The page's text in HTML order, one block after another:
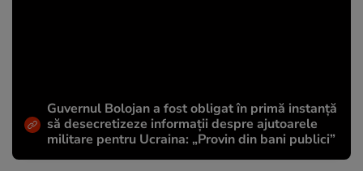
Guvernul Bolojan a fost obligat în primă instanță
să desecretizeze informații despre ajutoarele
militare pentru Ucraina: „Provin din bani publici”